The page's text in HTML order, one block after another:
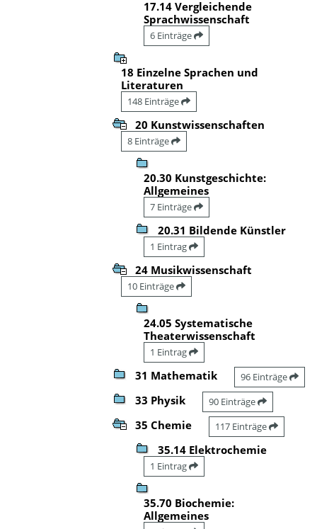
17.14 Vergleichende
Sprachwissenschaft
6 Einträge
18 Einzelne Sprachen und
Literaturen
148 Einträge
20 Kunstwissenschaften
8 Einträge
20.30 Kunstgeschichte:
Allgemeines
7 Einträge
20.31 Bildende Künstler
1 Eintrag
24 Musikwissenschaft
10 Einträge
24.05 Systematische
Theaterwissenschaft
1 Eintrag
31 Mathematik 96 Einträge
33 Physik 90 Einträge
35 Chemie 117 Einträge
35.14 Elektrochemie
1 Eintrag
35.70 Biochemie:
Allgemeines